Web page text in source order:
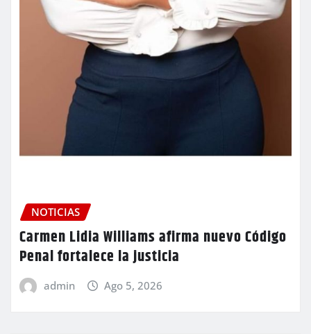
NOTICIAS
Carmen Lidia Williams afirma nuevo Código
Penal fortalece la justicia
admin Ago 5, 2026